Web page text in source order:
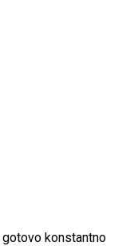
konstantno